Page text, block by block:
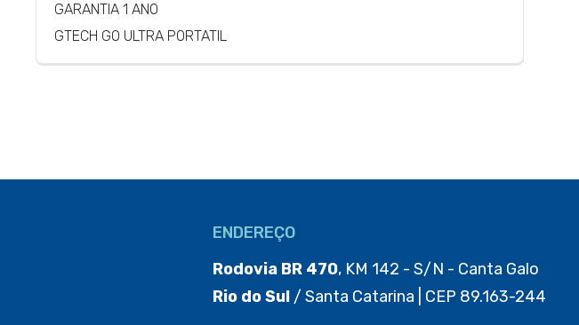
GARANTIA 1 ANO
GTECH GO ULTRA PORTATIL
ENDEREÇO
Rodovia BR 470, KM 142 - S/N - Canta Galo
Rio do Sul/ Santa Catarina | CEP 89.163-244